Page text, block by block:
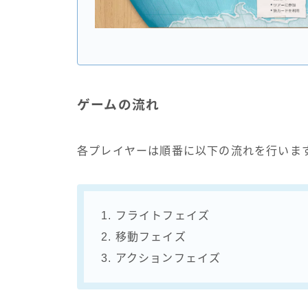
ゲームの流れ
各プレイヤーは順番に以下の流れを行いま
1. フライトフェイズ
2. 移動フェイズ
3. アクションフェイズ